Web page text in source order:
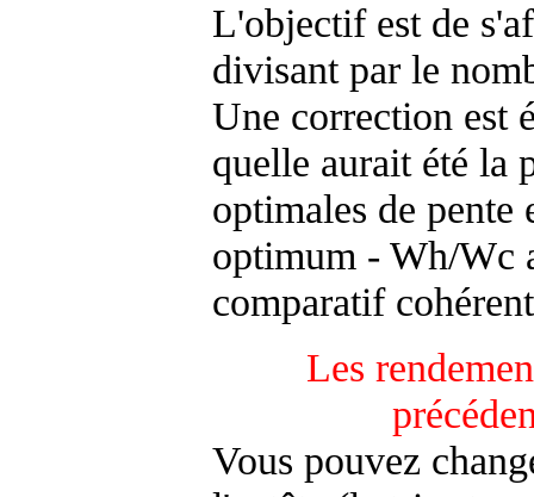
L'objectif est de
divisant par le
Une correction est
quelle aurait été la
optimales de
optimum - Wh/Wc
comparatif
Les
Vous pouvez